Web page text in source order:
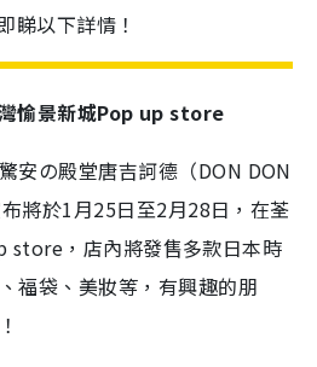
睇以下詳情！
愉景新城Pop up store
安の殿堂唐吉訶德（DON DON
將於1月25日至2月28日，在荃
store，店內將發售多款日本時
福袋、美妝等，有興趣的朋